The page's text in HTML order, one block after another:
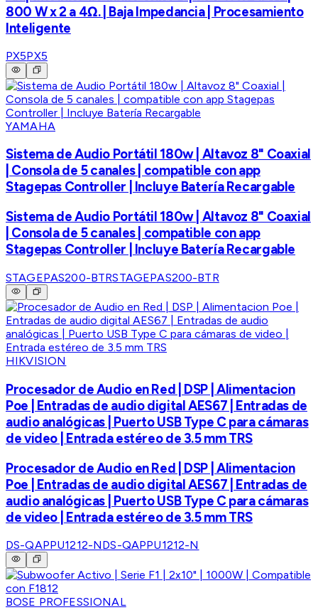
800 W x 2 a 4Ω. | Baja Impedancia | Procesamiento
Inteligente
PX5PX5
YAMAHA
Sistema de Audio Portátil 180w | Altavoz 8" Coaxial
| Consola de 5 canales | compatible con app
Stagepas Controller | Incluye Batería Recargable
Sistema de Audio Portátil 180w | Altavoz 8" Coaxial
| Consola de 5 canales | compatible con app
Stagepas Controller | Incluye Batería Recargable
STAGEPAS200-BTRSTAGEPAS200-BTR
HIKVISION
Procesador de Audio en Red | DSP | Alimentacion
Poe | Entradas de audio digital AES67 | Entradas de
audio analógicas | Puerto USB Type C para cámaras
de video | Entrada estéreo de 3.5 mm TRS
Procesador de Audio en Red | DSP | Alimentacion
Poe | Entradas de audio digital AES67 | Entradas de
audio analógicas | Puerto USB Type C para cámaras
de video | Entrada estéreo de 3.5 mm TRS
DS-QAPPU1212-NDS-QAPPU1212-N
BOSE PROFESSIONAL